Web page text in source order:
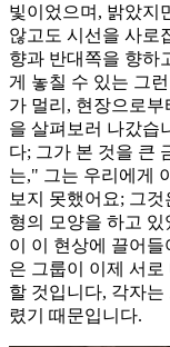
빛이었으며, 밝았지
않고도 시선을 사로
향과 반대쪽을 향하
게 놓칠 수 있는 그
가 멀리, 현장으로
을 살펴보러 나갔습
다; 그가 본 것을 큰
는," 그는 우리에게
보지 못했어요; 그
형의 모양을 하고
이 이 현상에 끌어
은 그룹이 이제 서
할 것입니다, 각자
렸기 때문입니다.